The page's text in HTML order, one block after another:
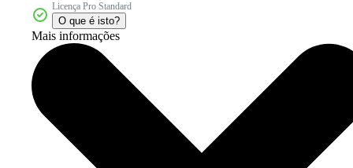
Licença Pro Standard
O que é isto?
Mais informações